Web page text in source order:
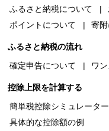
ふるさと納税について
ポイントについて
寄
ふるさと納税の流れ
確定申告について
ワ
控除上限を計算する
簡単税控除シミュレーター
具体的な控除額の例